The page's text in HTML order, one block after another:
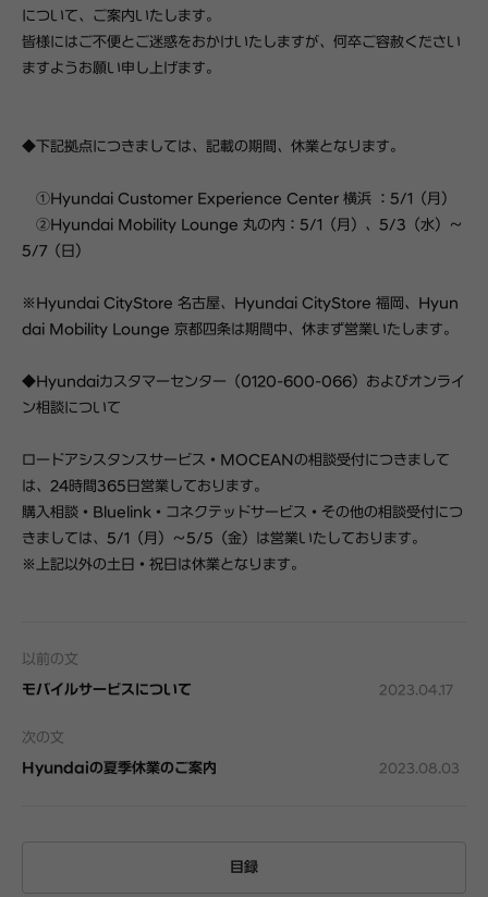
について、ご案内いたします。
皆様にはご不便とご迷惑をおかけいたしますが、何卒ご容赦ください
ますようお願い申し上げます。
◆下記拠点につきましては、記載の期間、休業となります。
①Hyundai Customer Experience Center 横浜 ：5/1（月）
②Hyundai Mobility Lounge 丸の内：5/1（月）、5/3（水）～
5/7（日）
※Hyundai CityStore 名古屋、Hyundai CityStore 福岡、Hyun
dai Mobility Lounge 京都四条は期間中、休まず営業いたします。
◆Hyundaiカスタマーセンター（0120-600-066）およびオンライ
ン相談について
ロードアシスタンスサービス・MOCEANの相談受付につきまして
は、24時間365日営業しております。
購入相談・Bluelink・コネクテッドサービス・その他の相談受付につ
きましては、5/1（月）～5/5（金）は営業いたしております。
※上記以外の土日・祝日は休業となります。
以前の文
モバイルサービスについて
2023.04.17
次の文
Hyundaiの夏季休業のご案内
2023.08.03
目録